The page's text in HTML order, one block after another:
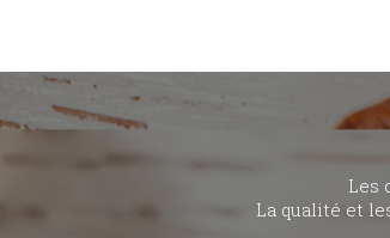
Les
La qualité et